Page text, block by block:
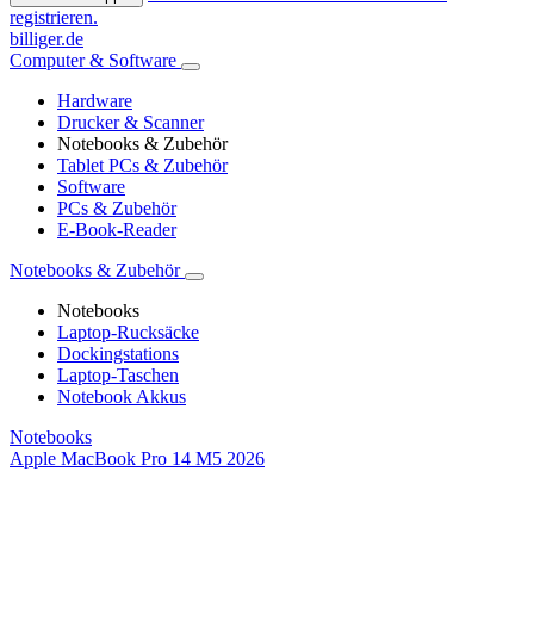
registrieren.
billiger.de
Computer & Software
Hardware
Drucker & Scanner
Notebooks & Zubehör
Tablet PCs & Zubehör
Software
PCs & Zubehör
E-Book-Reader
Notebooks & Zubehör
Notebooks
Laptop-Rucksäcke
Dockingstations
Laptop-Taschen
Notebook Akkus
Notebooks
Apple MacBook Pro 14 M5 2026